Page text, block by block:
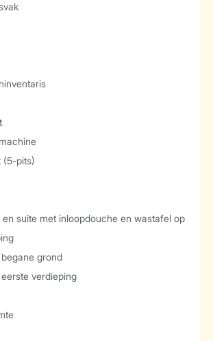
(5-pits)
suite met inloopdouche en wastafel op
grond
verdieping